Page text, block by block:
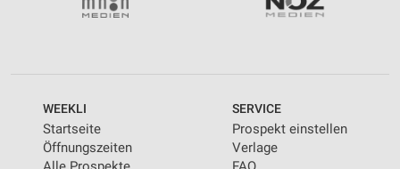
WEEKLI
Startseite
Öffnungszeiten
SERVICE
Prospekt einstellen
Verlage